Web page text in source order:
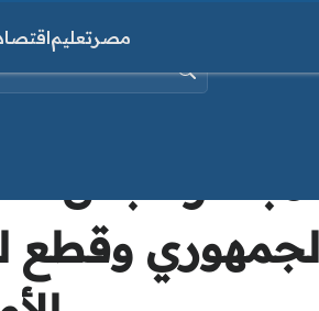
مصرتعليم
وقطع